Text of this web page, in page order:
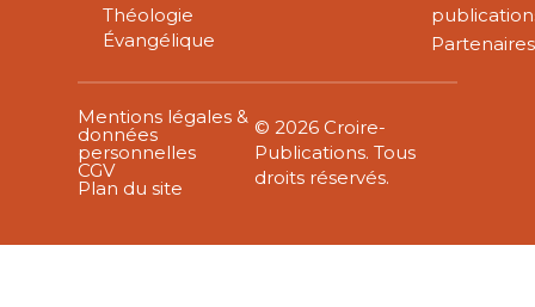
Théologie
Évangélique
Partenaires
Mentions légales &
données
personnelles
CGV
Plan du site
© 2026 Croire-
Publications. Tous
droits réservés.